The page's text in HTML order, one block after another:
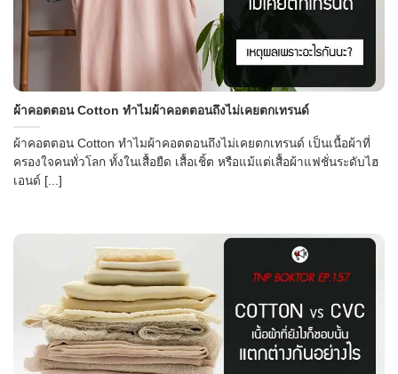
ผ้าคอตตอน Cotton ทำไมผ้าคอตตอนถึงไม่เคยตกเทรนด์
ผ้าคอตตอน Cotton ทำไมผ้าคอตตอนถึงไม่เคยตกเทรนด์ เป็นเนื้อผ้าที่
ครองใจคนทั่วโลก ทั้งในเสื้อยืด เสื้อเชิ้ต หรือแม้แต่เสื้อผ้าแฟชั่นระดับไฮ
เอนด์ [...]